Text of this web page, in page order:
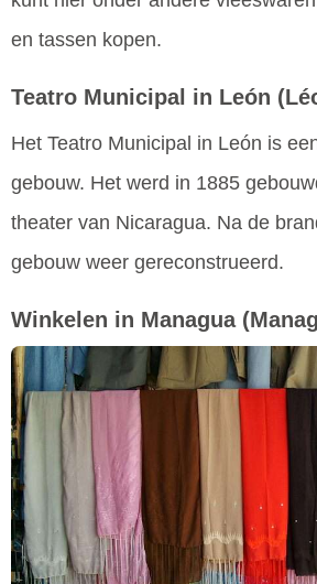
en tassen kopen.
Teatro Municipal in León
Het Teatro Municipal in León is
gebouw. Het werd in 1885
theater van Nicaragua. Na de
gebouw weer gereconstrueerd.
Winkelen in Managua